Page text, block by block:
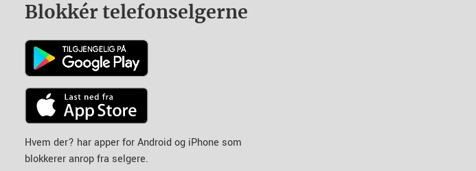
Blokkér telefonselgerne
Hvem der? har apper for Android og iPhone som
blokkerer anrop fra selgere.